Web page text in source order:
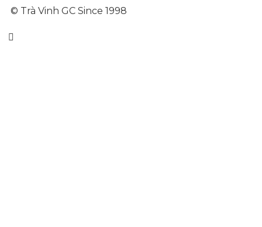
© Trà Vinh GC Since 1998